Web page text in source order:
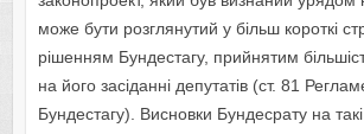
може бути розглянутий у більш короткі
рішенням Бундестагу, прийнятим
на його засіданні депутатів (ст. 81
Бундестагу). Висновки Бундесрату на